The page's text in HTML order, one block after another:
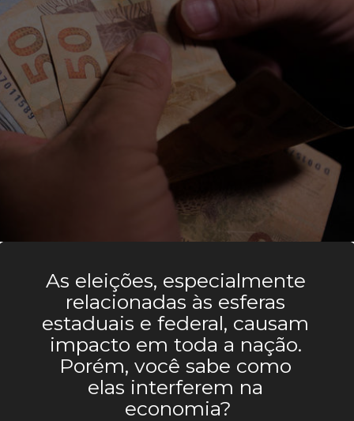
As eleições, especialmente
relacionadas às esferas
estaduais e federal, causam
impacto em toda a nação.
Porém, você sabe como
elas interferem na
economia?